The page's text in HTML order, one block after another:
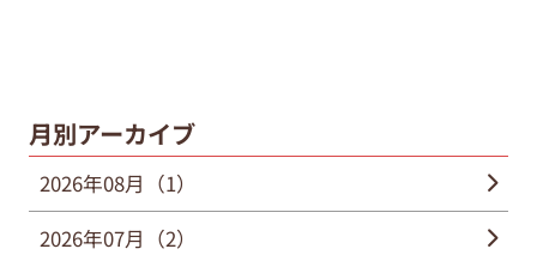
月別アーカイブ
2026年08月（1）
2026年07月（2）